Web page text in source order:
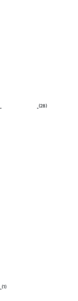
(28)
(1)